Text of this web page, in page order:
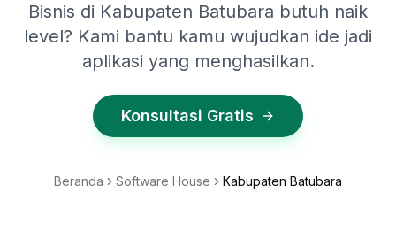
Bisnis di Kabupaten Batubara butuh naik
level? Kami bantu kamu wujudkan ide jadi
aplikasi yang menghasilkan.
Konsultasi Gratis
Beranda Software House Kabupaten Batubara